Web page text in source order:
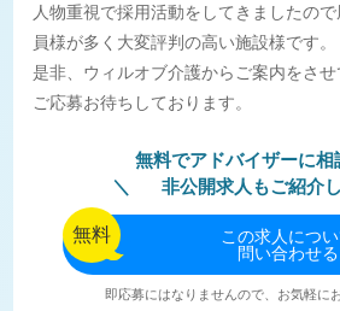
人物重視で採用活動をしてきましたの
員様が多く大変評判の高い施設様です。
是非、ウィルオブ介護からご案内をさせ
ご応募お待ちしております。
無料でアドバイザーに相
非公開求人もご紹介
無料 この求人につ
問い合わせる
即応募にはなりませんので、お気軽に